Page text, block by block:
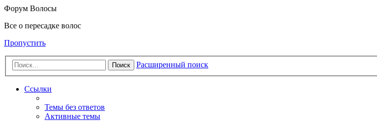
Форум Волосы
Все о пересадке волос
Пропустить
Поиск Расширенный поиск
Ссылки
Темы без ответов
Активные темы